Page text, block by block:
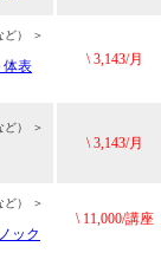
ど） ＞
体表
\ 3,143/月
ど） ＞
\ 3,143/月
ど） ＞
ック
\ 11,000/講座